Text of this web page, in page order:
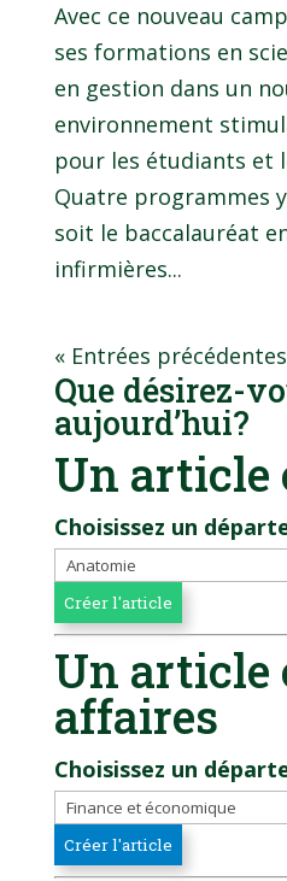
Avec ce nouveau
ses formations en
en gestion dans un
environnement
pour les étudiants et
Quatre programmes
soit le baccalauréat
infirmières...
« Entrées précédentes
Que désirez-
aujourd’hui?
Un article
Choisissez un
Un article
affaires
Choisissez un